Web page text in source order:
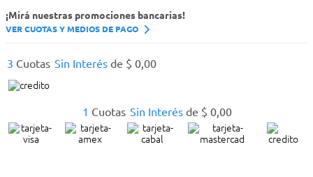
¡Mirá nuestras promociones bancarias!
VER CUOTAS Y MEDIOS DE PAGO
1 Cuotas Sin Interés de $ 0,00
3 Cuotas Sin Interés de $ 0,00